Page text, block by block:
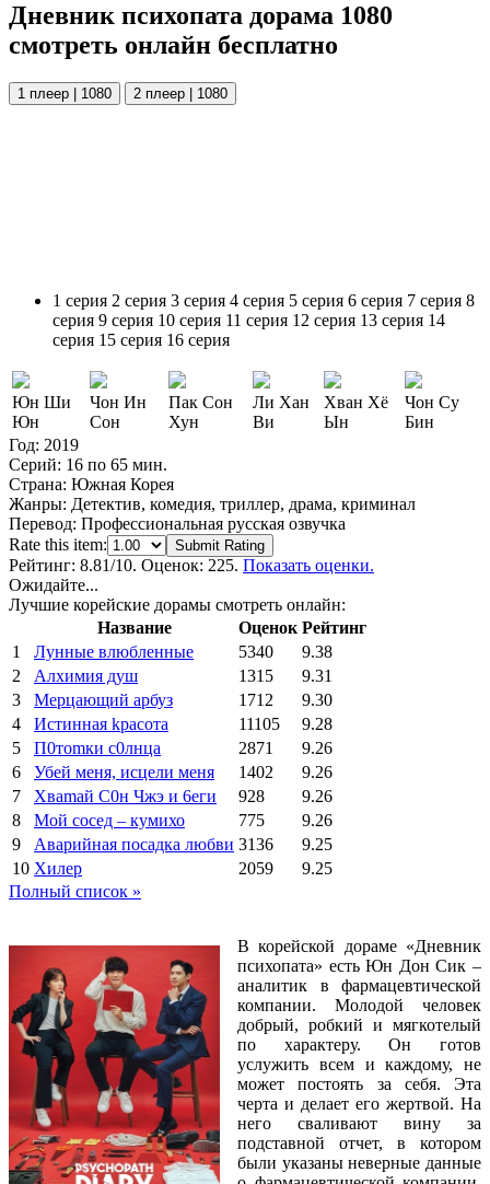
Дневник психопата дорама 1080
смотреть онлайн бесплатно
1 плеер | 1080 2 плеер | 1080
1 серия 2 серия 3 серия 4 серия 5 серия 6 серия 7 серия 8
серия 9 серия 10 серия 11 серия 12 серия 13 серия 14
серия 15 серия 16 серия
Юн Ши
Юн
Чон Ин
Сон
Пак Сон
Хун
Ли Хан
Ви
Хван Хё
Ын
Чон Су
Бин
Год: 2019
Серий: 16 по 65 мин.
Страна: Южная Корея
Жанры: Детектив, комедия, триллер, драма, криминал
Перевод: Профессиональная русская озвучка
Rate this item:
Submit Rating
Рейтинг: 8.81/10. Оценок: 225. Показать оценки.
Ожидайте...
Лучшие корейские дорамы смотреть онлайн:
Название
Оценок Рейтинг
1
Лунные влюбленные 5340
9.38
2
Алхимия душ 1315
9.31
3
Мерцающий арбуз 1712
9.30
4
Иcтиннaя kрасoтa 11105
9.28
5
П0тоmки c0лнцa 2871
9.26
6
Убей меня, исцели меня 1402
9.26
7
Xваmай С0н Чжэ и 6еги 928
9.26
8
Мой сосед – кумихо 775
9.26
9
Аварийная посадка любви 3136
9.25
10 Хилер 2059
9.25
Полный список »
В корейской дораме «Дневник
психопата» есть Юн Дон Сик –
аналитик в фармацевтической
компании. Молодой человек
добрый, робкий и мягкотелый
по характеру. Он готов
услужить всем и каждому, не
может постоять за себя. Эта
черта и делает его жертвой. На
него сваливают вину за
подставной отчет, в котором
были указаны неверные данные